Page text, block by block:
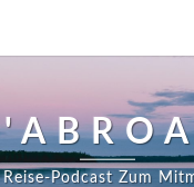
Podcast Zum